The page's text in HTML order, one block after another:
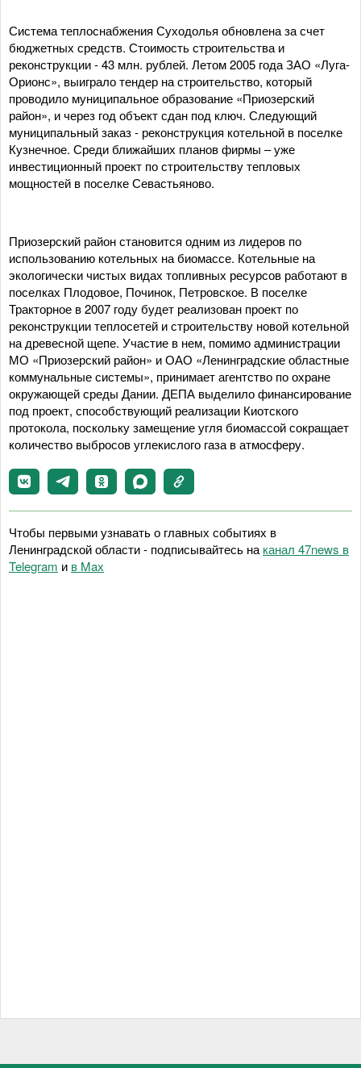
Система теплоснабжения Суходолья обновлена за счет
бюджетных средств. Стоимость строительства и
реконструкции - 43 млн. рублей. Летом 2005 года ЗАО «Луга-
Орионс», выиграло тендер на строительство, который
проводило муниципальное образование «Приозерский
район», и через год объект сдан под ключ. Следующий
муниципальный заказ - реконструкция котельной в поселке
Кузнечное. Среди ближайших планов фирмы – уже
инвестиционный проект по строительству тепловых
мощностей в поселке Севастьяново.
Приозерский район становится одним из лидеров по
использованию котельных на биомассе. Котельные на
экологически чистых видах топливных ресурсов работают в
поселках Плодовое, Починок, Петровское. В поселке
Тракторное в 2007 году будет реализован проект по
реконструкции теплосетей и строительству новой котельной
на древесной щепе. Участие в нем, помимо администрации
МО «Приозерский район» и ОАО «Ленинградские областные
коммунальные системы», принимает агентство по охране
окружающей среды Дании. ДЕПА выделило финансирование
под проект, способствующий реализации Киотского
протокола, поскольку замещение угля биомассой сокращает
количество выбросов углекислого газа в атмосферу.
Чтобы первыми узнавать о главных событиях в
Ленинградской области - подписывайтесь на канал 47news в
Telegram и в Maх